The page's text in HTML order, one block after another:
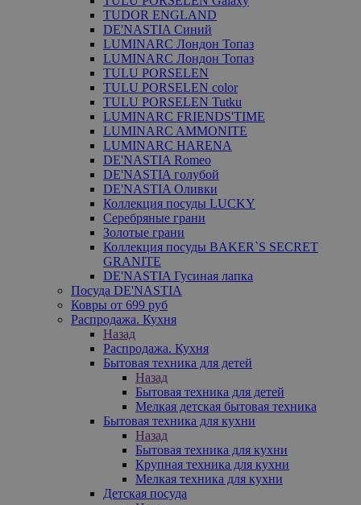
TUDOR ENGLAND
DE'NASTIA Синий
LUMINARC Лондон Топаз
LUMINARC Лондон Топаз
TULU PORSELEN
TULU PORSELEN color
TULU PORSELEN Tutku
LUMINARC FRIENDS'TIME
LUMINARC AMMONITE
LUMINARC HARENA
DE'NASTIA Romeo
DE'NASTIA голубой
DE'NASTIA Оливки
Коллекция посуды LUCKY
Серебряные грани
Золотые грани
Коллекция посуды BAKER`S SECRET
GRANITE
DE'NASTIA Гусиная лапка
Посуда DE'NASTIA
Ковры от 699 руб
Распродажа. Кухня
Назад
Распродажа. Кухня
Бытовая техника для детей
Назад
Бытовая техника для детей
Мелкая детская бытовая техника
Бытовая техника для кухни
Назад
Бытовая техника для кухни
Крупная техника для кухни
Мелкая техника для кухни
Детская посуда